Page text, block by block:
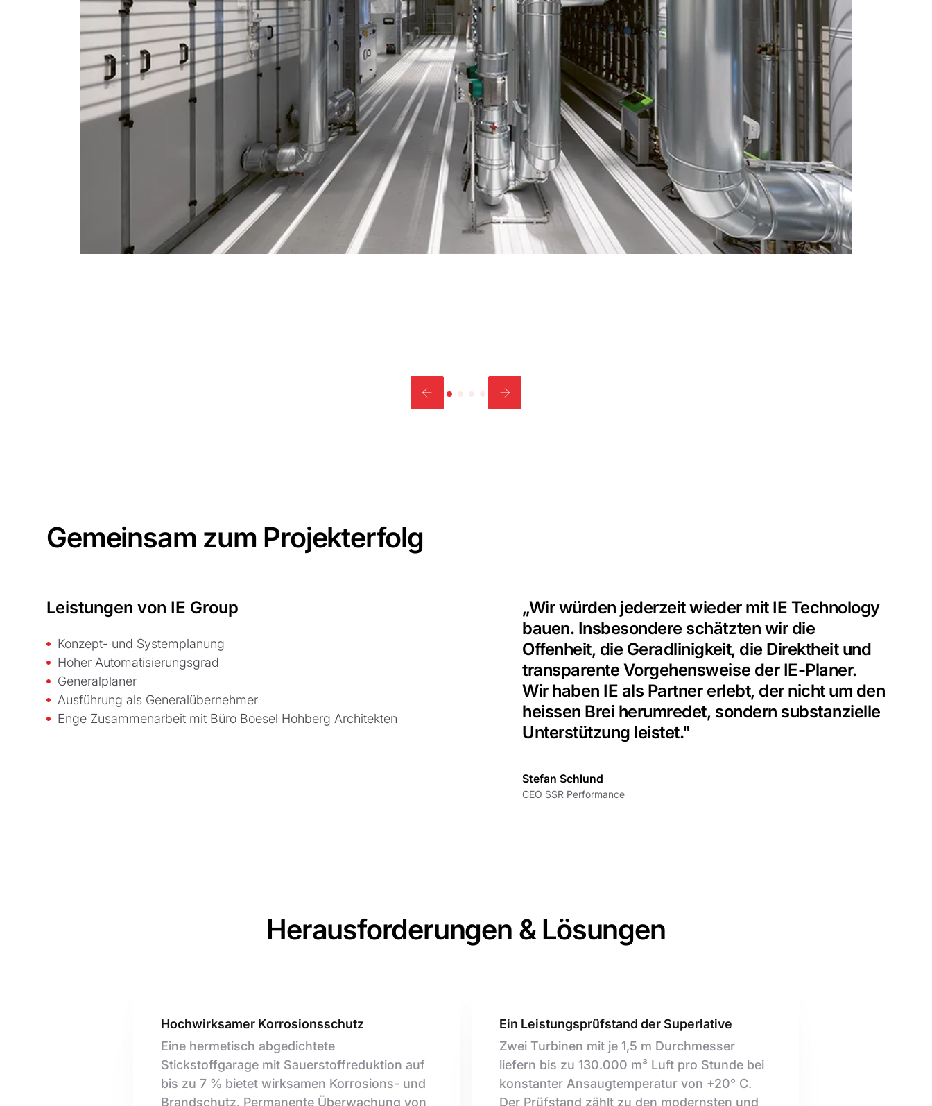
Gemeinsam zum Projekterfolg
Leistungen von IE Group
Konzept- und Systemplanung
Hoher Automatisierungsgrad
Generalplaner
Ausführung als Generalübernehmer
Enge Zusammenarbeit mit Büro Boesel Hohberg Architekten
„Wir würden jederzeit wieder mit IE Technology
bauen. Insbesondere schätzten wir die
Offenheit, die Geradlinigkeit, die Direktheit und
transparente Vorgehensweise der IE-Planer.
Wir haben IE als Partner erlebt, der nicht um den
heissen Brei herumredet, sondern substanzielle
Unterstützung leistet."
Stefan Schlund
CEO SSR Performance
Herausforderungen & Lösungen
Hochwirksamer Korrosionsschutz
Eine hermetisch abgedichtete
Stickstoffgarage mit Sauerstoffreduktion auf
bis zu 7 % bietet wirksamen Korrosions- und
Brandschutz. Permanente Überwachung von
Ein Leistungsprüfstand der Superlative
Zwei Turbinen mit je 1,5 m Durchmesser
liefern bis zu 130.000 m³ Luft pro Stunde bei
konstanter Ansaugtemperatur von +20° C.
Der Prüfstand zählt zu den modernsten und